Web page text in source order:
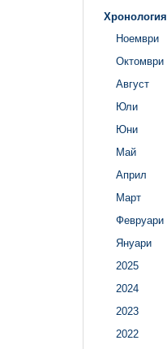
Хронология
Ноември
Октомври
Август
Юли
Юни
Май
Април
Март
Февруари
Януари
2025
2024
2023
2022